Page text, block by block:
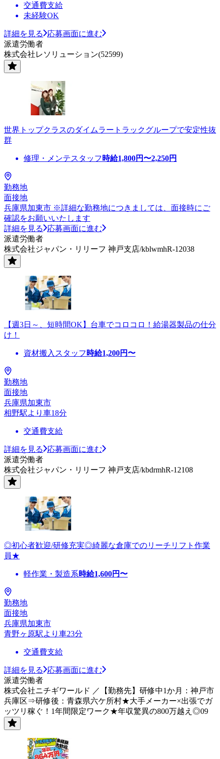
交通費支給
未経験OK
詳細を見る
応募画面に進む
派遣労働者
株式会社レソリューション(52599)
世界トップクラスのダイムラートラックグループで安定性抜
群
修理・メンテスタッフ 時給1,800円〜2,250円
勤務地
面接地
兵庫県加東市 ※詳細な勤務地につきましては、面接時にご
確認をお願いいたします
詳細を見る
応募画面に進む
派遣労働者
株式会社ジャパン・リリーフ 神戸支店/kblwmhR-12038
【週3日～、短時間OK】台車でコロコロ！給湯器製品の仕分
け！
資材搬入スタッフ 時給1,200円〜
勤務地
面接地
兵庫県加東市
相野駅より車18分
交通費支給
詳細を見る
応募画面に進む
派遣労働者
株式会社ジャパン・リリーフ 神戸支店/kbdrmhR-12108
◎初心者歓迎/研修充実◎綺麗な倉庫でのリーチリフト作業
員★
軽作業・製造系時給1,600円〜
勤務地
面接地
兵庫県加東市
青野ヶ原駅より車23分
交通費支給
詳細を見る
応募画面に進む
派遣労働者
株式会社ニチギワールド ／【勤務先】研修中1か月：神戸市
兵庫区⇒研修後：青森県六ケ所村★大手メーカー×出張でガ
ッツリ稼ぐ！1年間限定ワーク★年収驚異の800万越え◎09